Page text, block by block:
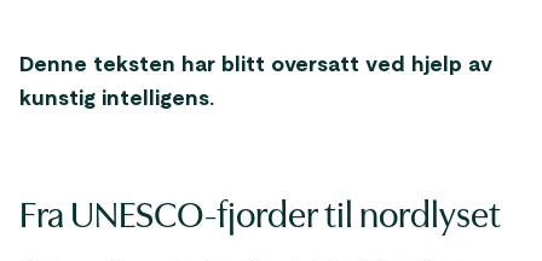
Denne teksten har blitt oversatt ved hjelp av
kunstig intelligens.
Fra UNESCO-fjorder til nordlyset